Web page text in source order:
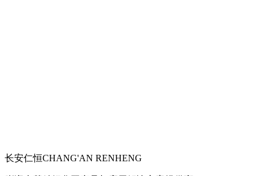
长安仁恒CHANG'AN RENHENG